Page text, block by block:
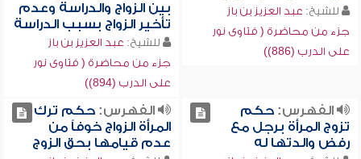
للشيخ: عبد العزيز بن باز
جزء من محاضرة ( فتاوى نور
على الدرب (886))
بين الزواج والدراسة وعدم
تأخير الزواج بسبب الدراسة
للشيخ: عبد العزيز بن باز
جزء من محاضرة ( فتاوى نور
على الدرب (894))
الفهرس:حكم
تزوج المرأة برجل مع
رفض والدتها له
الفهرس:حكم ترك
المرأة الزواج خوفاً من
عدم قيامها بحق الزوج